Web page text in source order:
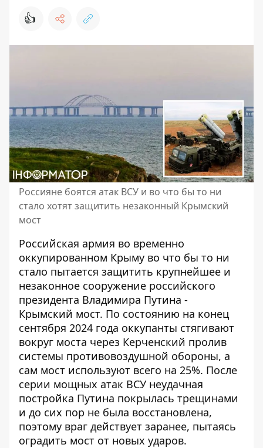
👍
Россияне боятся атак ВСУ и во что бы то ни
стало хотят защитить незаконный Крымский
мост
Российская армия во временно
оккупированном Крыму во что бы то ни
стало пытается защитить крупнейшее и
незаконное сооружение российского
президента Владимира Путина -
Крымский мост. По состоянию на конец
сентября 2024 года оккупанты стягивают
вокруг моста через Керченский пролив
системы противовоздушной обороны, а
сам мост используют всего на 25%. После
серии мощных атак ВСУ неудачная
постройка Путина покрылась трещинами
и до сих пор не была восстановлена,
поэтому враг действует заранее, пытаясь
оградить мост от новых ударов.